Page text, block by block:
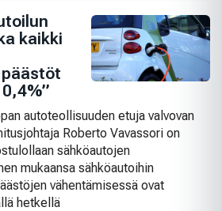
kaikki
autoteollisuuden etuja valvovan
Roberto Vavassori on
sähköautojen
mukaansa sähköautoihin
vähentämisessä ovat
hetkellä